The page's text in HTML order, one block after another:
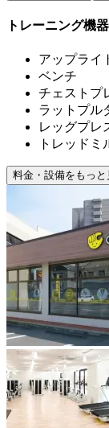
トレーニング機器
アップライ
ベンチ
チェストプ
ラットプル
レッグプレ
トレッドミ
料金・設備をもっと